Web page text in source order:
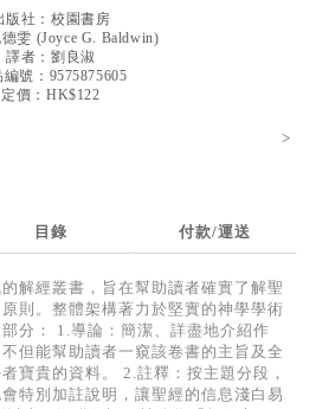
版社： 校園書房
雯 (Joyce G. Baldwin)
譯者： 劉良淑
編號：9575875605
定價：HK$122
>
目錄 付款/運送
解經叢書，旨在幫助讀者確實了解聖
則。整體架構著力於堅實的神學學術
分： 1.導論：簡潔、詳盡地介紹作
但能幫助讀者一窺該卷書的主旨及全
寶貴的資料。 2.註釋：按主題分段，
特別加註說明，讓聖經的信息淺白易